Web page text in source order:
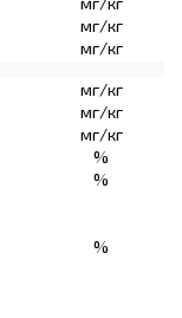
мг/кг
мг/кг
мг/кг
мг/кг
мг/кг
%
%
%